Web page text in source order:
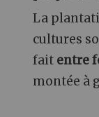
La
cultures
fait entre
montée à